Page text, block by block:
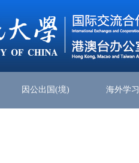
因公出国(境) 海外学习